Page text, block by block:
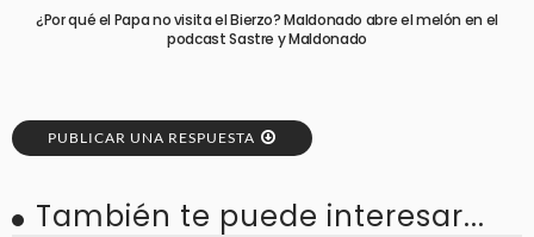
¿Por qué el Papa no visita el Bierzo? Maldonado abre el melón en el
podcast Sastre y Maldonado
PUBLICAR UNA RESPUESTA
También te puede interesar...